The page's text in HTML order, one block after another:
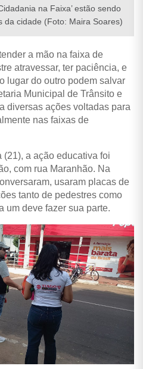
na Faixa’ estão sendo
da cidade (Foto: Maira Soares)
a mão na faixa de
atravessar, ter paciência, e
lugar do outro podem salvar
Municipal de Trânsito e
diversas ações voltadas para
nas faixas de
(21), a ação educativa foi
com rua Maranhão. Na
usaram placas de
tanto de pedestres como
um deve fazer sua parte.